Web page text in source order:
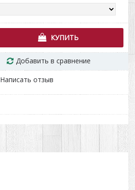
КУПИТЬ
Добавить в сравнение
Написать отзыв